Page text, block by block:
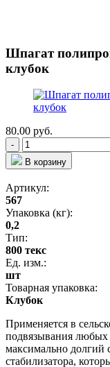
Шпагат
клубок
80.00 руб.
-
В корзину
Артикул:
567
Упаковка (кг):
0,2
Тип:
800 текс
Ед. изм.:
шт
Товарная упаковка:
Клубок
Применяется в
подвязывания любых
максимально долгий
стабилизатора,